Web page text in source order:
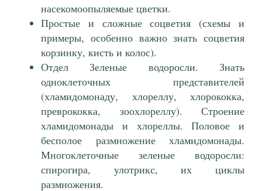
насекомоопыляемые цветки.
Простые и сложные соцветия (схемы и
примеры, особенно важно знать соцветия
корзинку, кисть и колос).
Отдел Зеленые водоросли. Знать
одноклеточных представителей
(хламидомонаду, хлореллу, хлорококка,
преврококка, зоохлореллу). Строение
хламидомонады и хлореллы. Половое и
бесполое размножение хламидомонады.
Многоклеточные зеленые водоросли:
спирогира, улотрикс, их циклы
размножения.